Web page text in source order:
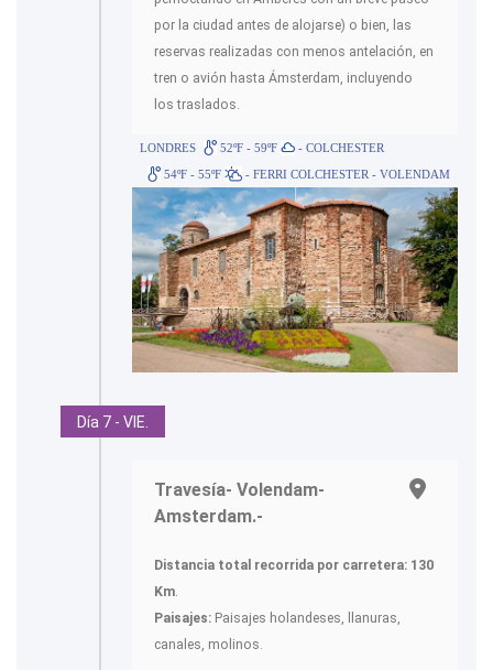
por la ciudad antes de alojarse) o bien, las
reservas realizadas con menos antelación, en
tren o avión hasta Ámsterdam, incluyendo
los traslados.
LONDRES 52ºF - 59ºF
- COLCHESTER
54ºF - 55ºF
- FERRI COLCHESTER - VOLENDAM
Día 7 - VIE.
Travesía- Volendam-
Amsterdam.-
Distancia total recorrida por carretera: 130
Km.
Paisajes: Paisajes holandeses, llanuras,
canales, molinos.